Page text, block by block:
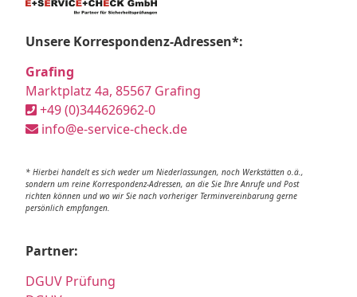
Unsere Korrespondenz-Adressen*:
Grafing
Marktplatz 4a, 85567 Grafing
+49 (0)344626962-0
info@e-service-check.de
* Hierbei handelt es sich weder um Niederlassungen, noch Werkstätten o.ä.,
sondern um reine Korrespondenz-Adressen, an die Sie Ihre Anrufe und Post
richten können und wo wir Sie nach vorheriger Terminvereinbarung gerne
persönlich empfangen.
Partner:
DGUV Prüfung